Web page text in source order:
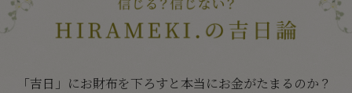
「吉日」にお財布を下ろすと本当にお金がたまるのか？